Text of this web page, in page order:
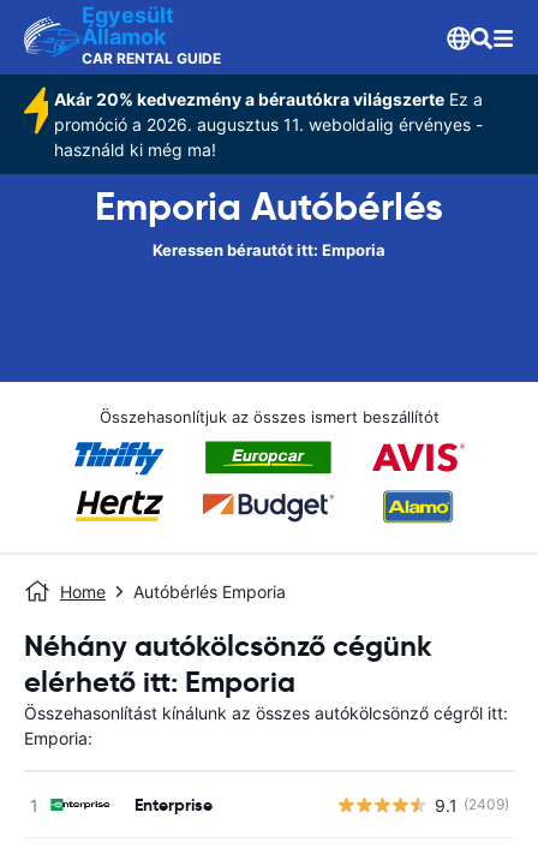
Egyesült
Államok
CAR RENTAL GUIDE
Akár 20% kedvezmény a bérautókra világszerteEz a
promóció a 2026. augusztus 11. weboldalig érvényes -
használd ki még ma!
Emporia Autóbérlés
Keressen bérautót itt: Emporia
Összehasonlítjuk az összes ismert beszállítót
Home Autóbérlés Emporia
Néhány autókölcsönző cégünk
elérhető itt: Emporia
Összehasonlítást kínálunk az összes autókölcsönző cégről itt:
Emporia:
Enterprise 9.1 (2409)